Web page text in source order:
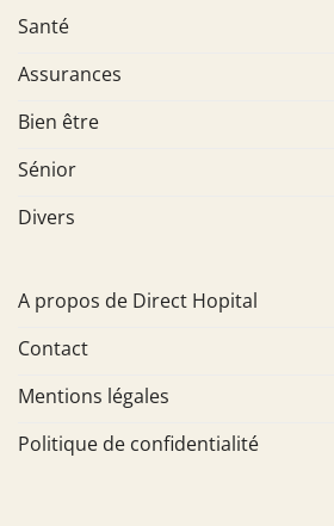
Santé
Assurances
Bien être
Sénior
Divers
A propos de Direct Hopital
Contact
Mentions légales
Politique de confidentialité